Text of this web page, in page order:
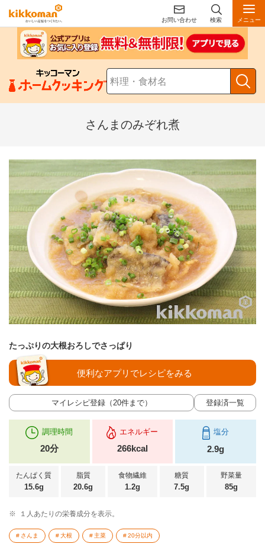
お問い合わせ 検索 メニュー
さんまのみぞれ煮
たっぷりの大根おろしでさっぱり
マイレシピ登録（20件まで） 登録済一覧
便利なアプリでレシピをみる
調理時間
20分
エネルギー
266kcal
塩分
2.9g
たんぱく質
15.6g
脂質
20.6g
食物繊維
1.2g
糖質
7.5g
野菜量
85g
※ １人あたりの栄養成分を表示。
さんま 大根 主菜 20分以内